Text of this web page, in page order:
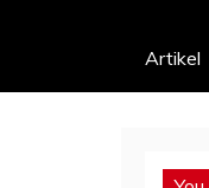
Artikel